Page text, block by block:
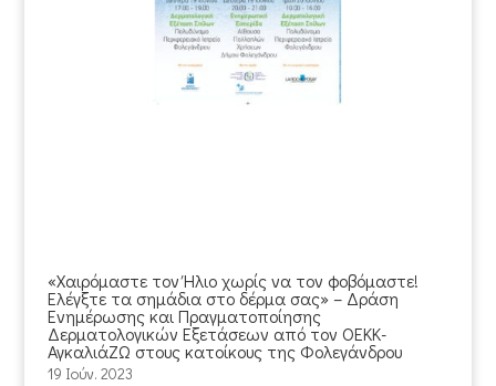
«Χαιρόμαστε τον Ήλιο χωρίς να τον φοβόμαστε!
Ελέγξτε τα σημάδια στο δέρμα σας» – Δράση
Ενημέρωσης και Πραγματοποίησης
Δερματολογικών Εξετάσεων από τον ΟΕΚΚ-
ΑγκαλιάΖΩ στους κατοίκους της Φολεγάνδρου
19 Ιούν. 2023